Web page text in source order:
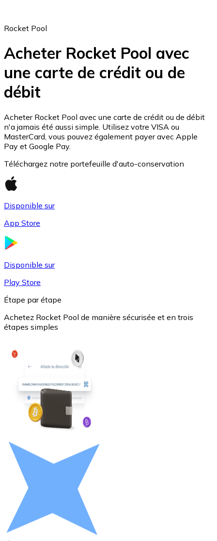
Ethereum
ETH
USD Coin
XRP
Rocket Pool
Acheter Rocket Pool avec
une carte de crédit ou de
débit
Acheter Rocket Pool avec une carte de crédit ou de débit
n'a jamais été aussi simple. Utilisez votre VISA ou
MasterCard, vous pouvez également payer avec Apple
Pay et Google Pay.
Téléchargez notre portefeuille d'auto-conservation
Disponible sur
App Store
Disponible sur
Play Store
Étape par étape
Achetez Rocket Pool de manière sécurisée et en trois
étapes simples